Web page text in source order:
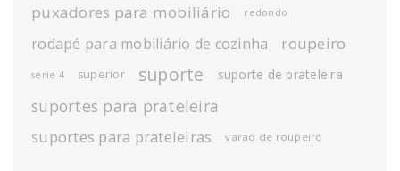
puxadores para mobiliário redondo
rodapé para mobiliário de cozinha roupeiro
serie 4 superior suporte suporte de prateleira
suportes para prateleira
suportes para prateleiras varão de roupeiro